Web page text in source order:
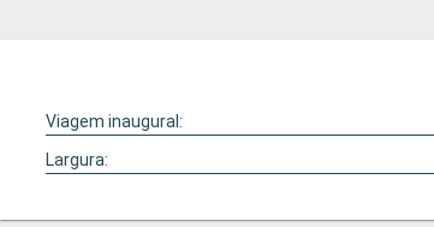
Viagem inaugural:
Largura: